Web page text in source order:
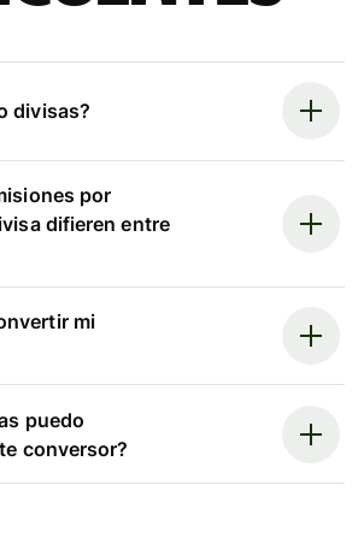
divisas?
por
difieren entre
mi
puedo
conversor?